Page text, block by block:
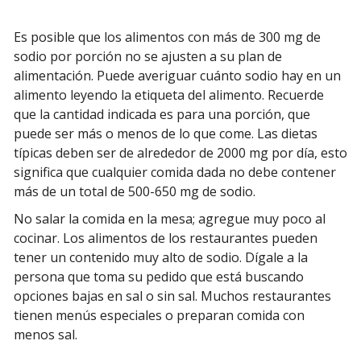
Es posible que los alimentos con más de 300 mg de
sodio por porción no se ajusten a su plan de
alimentación. Puede averiguar cuánto sodio hay en un
alimento leyendo la etiqueta del alimento. Recuerde
que la cantidad indicada es para una porción, que
puede ser más o menos de lo que come. Las dietas
típicas deben ser de alrededor de 2000 mg por día, esto
significa que cualquier comida dada no debe contener
más de un total de 500-650 mg de sodio.
No salar la comida en la mesa; agregue muy poco al
cocinar. Los alimentos de los restaurantes pueden
tener un contenido muy alto de sodio. Dígale a la
persona que toma su pedido que está buscando
opciones bajas en sal o sin sal. Muchos restaurantes
tienen menús especiales o preparan comida con
menos sal.